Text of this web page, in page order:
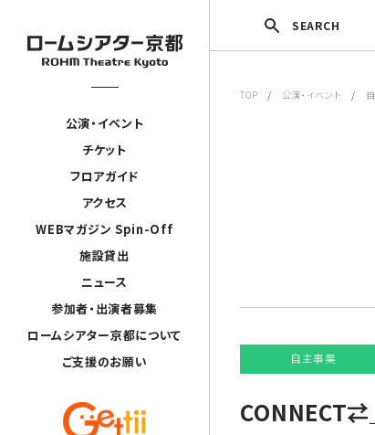
公演・イベント
チケット
フロアガイド
アクセス
WEBマガジン Spin-Off
施設貸出
ニュース
参加者・出演者募集
ロームシアター京都について
ご支援のお願い
SEARCH
TOP / 公演・イベント /
自主事業
CONNECT⇄